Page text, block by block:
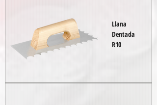
Llana
Dentada
R10